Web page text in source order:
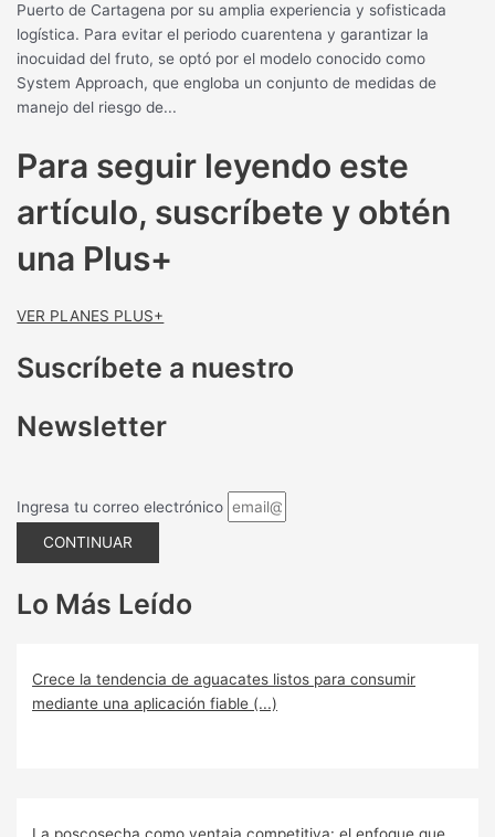
Puerto de Cartagena por su amplia experiencia y sofisticada
logística. Para evitar el periodo cuarentena y garantizar la
inocuidad del fruto, se optó por el modelo conocido como
System Approach, que engloba un conjunto de medidas de
manejo del riesgo de...
Para seguir leyendo este
artículo, suscríbete y obtén
una Plus+
VER PLANES PLUS+
Suscríbete a nuestro
Newsletter
Ingresa tu correo electrónico
CONTINUAR
Lo Más Leído
Crece la tendencia de aguacates listos para consumir
mediante una aplicación fiable (...)
La poscosecha como ventaja competitiva: el enfoque que